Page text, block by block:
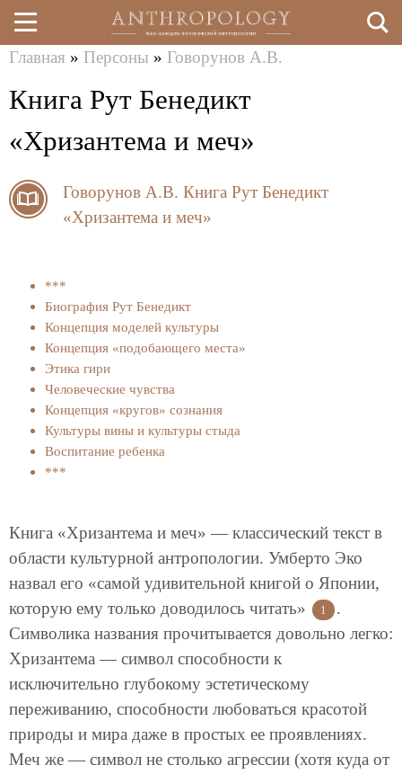
Перейти
к
здесь
Главная » Персоны » Говорунов А.В.
Книга Рут Бенедикт
«Хризантема и меч»
Говорунов А.В. Книга Рут Бенедикт
«Хризантема и меч»
***
Биография Рут Бенедикт
Концепция моделей культуры
Концепция «подобающего места»
Этика гири
Человеческие чувства
Концепция «кругов» сознания
Культуры вины и культуры стыда
Воспитание ребенка
***
Книга «Хризантема и меч» — классический текст в
области культурной антропологии. Умберто Эко
назвал его «самой удивительной книгой о Японии,
которую ему только доводилось читать»
1
.
Символика названия прочитывается довольно легко:
Хризантема — символ способности к
исключительно глубокому эстетическому
переживанию, способности любоваться красотой
природы и мира даже в простых ее проявлениях.
Меч же — символ не столько агрессии (хотя куда от